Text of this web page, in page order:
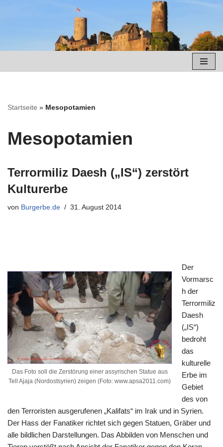
springen
Startseite » Mesopotamien
Mesopotamien
Terrormiliz Daesh („IS“) zerstört
Kulturerbe
von Burgerbe.de 31. August 2014
Das Foto soll die Zerstörung einer assyrischen Statue aus
Tell Ajaja (Nordostsyrien) zeigen (Foto: www.apsa2011.com)
Der
Vormarsc
h der
Terrormiliz
Daesh
(„IS“)
bedroht
das
kulturelle
Erbe im
Gebiet
des von
den Terroristen ausgerufenen „Kalifats“ im Irak und in Syrien.
Der Hass der Fanatiker richtet sich gegen Statuen, Gräber und
alle bildlichen Darstellungen. Das Abbilden von Menschen und